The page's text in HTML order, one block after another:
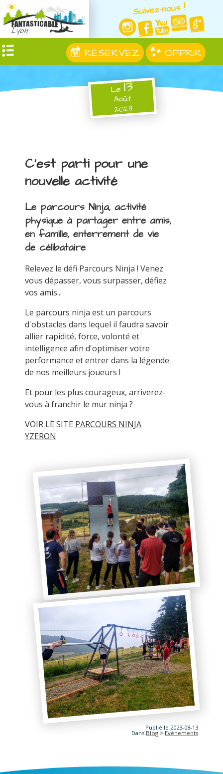
Suivez-nous !
RÉSERVEZ OFFRIR
Le13
Août
2023
C'est parti pour une
nouvelle activité
Le parcours Ninja, activité
physique à partager entre amis,
en famille, enterrement de vie
de célibataire
Relevez le défi Parcours Ninja ! Venez
vous dépasser, vous surpasser, défiez
vos amis...
Le parcours ninja est un parcours
d'obstacles dans lequel il faudra savoir
allier rapidité, force, volonté et
intelligence afin d'optimiser votre
performance et entrer dans la légende
de nos meilleurs joueurs !
Et pour les plus courageux, arriverez-
vous à franchir le mur ninja ?
VOIR LE SITE PARCOURS NINJA
YZERON
Publié le 2023-08-13
Dans Blog > Evénements